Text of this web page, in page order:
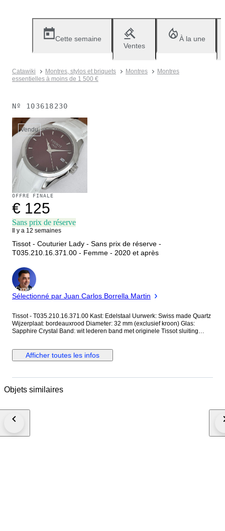
Cette semaine
Ventes
À la une
Catawiki Montres, stylos et briquets Montres
Montres
essentielles à moins de 1 500 €
Nº 103618230
Vendu
OFFRE FINALE
€ 125
Sans prix de réserve
Il y a 12 semaines
Tissot - Couturier Lady - Sans prix de réserve -
T035.210.16.371.00 - Femme - 2020 et après
Expert
Sélectionné par Juan Carlos Borrella Martin
Tissot - T035.210.16.371.00 Kast: Edelstaal Uurwerk: Swiss made Quartz
Wijzerplaat: bordeauxrood Diameter: 32 mm (exclusief kroon) Glas:
Sapphire Crystal Band: wit lederen band met originele Tissot sluiting
echtheidscertificaat "de Horlogemeesters." Verzending: dit horloge wordt
aangetekend verstuurd (DHL-express).
Afficher toutes les infos
Objets similaires